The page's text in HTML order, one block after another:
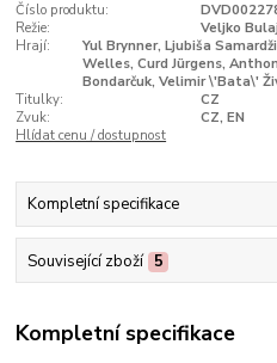
Číslo produktu:
Režie:
Veljko
Hrají:
Yul Brynner, Ljubiša
Welles, Curd Jürgens,
Bondarčuk, Velimir \'Bata\'
Titulky:
CZ
Zvuk:
CZ, EN
Hlídat cenu / dostupnost
Kompletní specifikace
Související zboží 5
Kompletní specifikace